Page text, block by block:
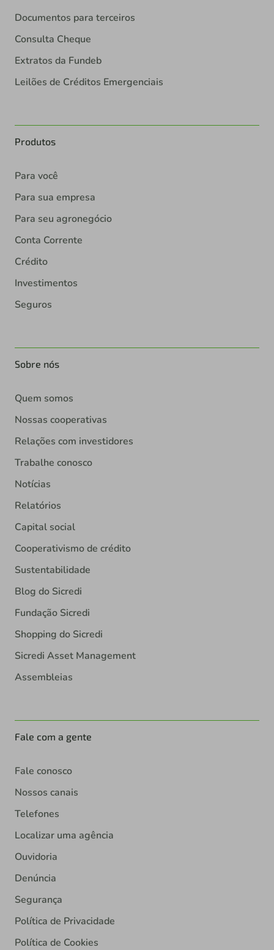
Documentos para terceiros
Consulta Cheque
Extratos da Fundeb
Leilões de Créditos Emergenciais
Produtos
Para você
Para sua empresa
Para seu agronegócio
Conta Corrente
Crédito
Investimentos
Seguros
Sobre nós
Quem somos
Nossas cooperativas
Relações com investidores
Trabalhe conosco
Notícias
Relatórios
Capital social
Cooperativismo de crédito
Sustentabilidade
Blog do Sicredi
Fundação Sicredi
Shopping do Sicredi
Sicredi Asset Management
Assembleias
Fale com a gente
Fale conosco
Nossos canais
Telefones
Localizar uma agência
Ouvidoria
Denúncia
Segurança
Política de Privacidade
Política de Cookies